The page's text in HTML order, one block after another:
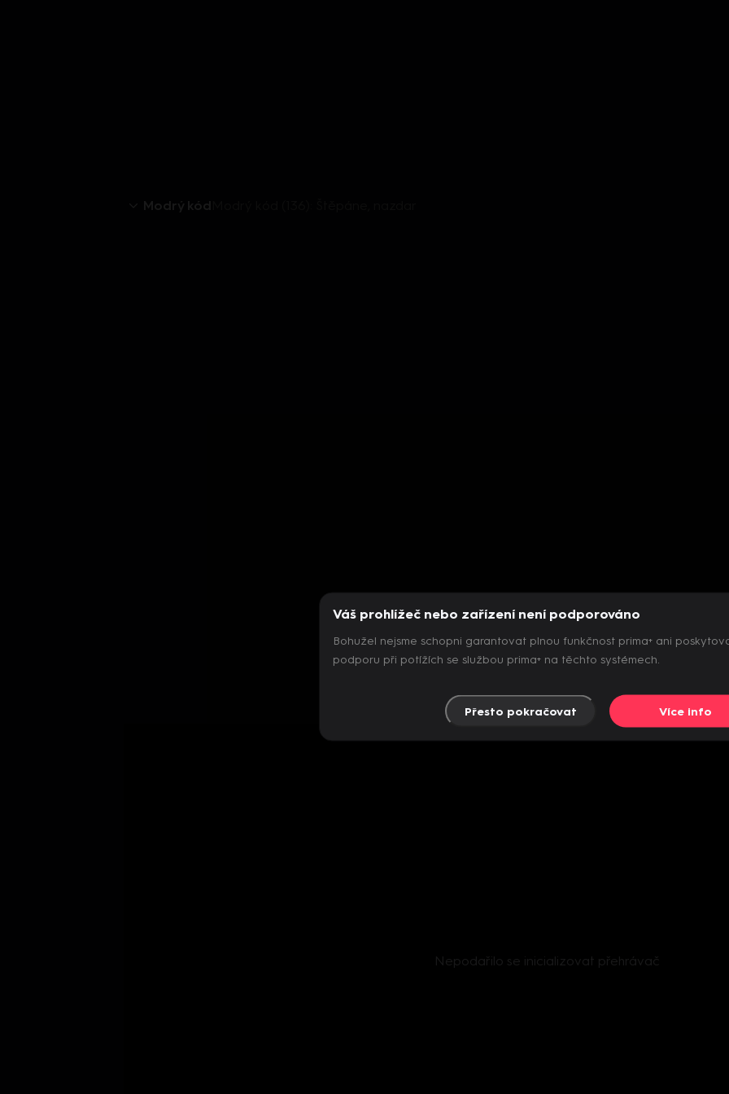
Nepodařilo se inicializovat přehrávač
Váš prohlížeč nebo zařízení není podporováno
Bohužel nejsme schopni garantovat plnou funkčnost prima+ ani
podporu při potížích se službou prima+ na těchto systémech.
Přesto pokračovat Více info